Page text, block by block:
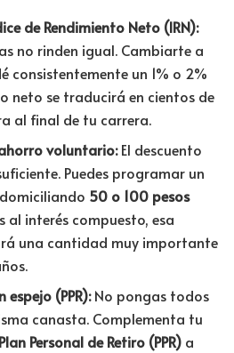
de Rendimiento Neto (IRN):
no rinden igual. Cambiarte a
consistentemente un 1% o 2%
neto se traducirá en cientos de
al final de tu carrera.
voluntario:El descuento
Puedes programar un
50 o 100 pesos
al interés compuesto, esa
una cantidad muy importante
(PPR):No pongas todos
canasta. Complementa tu
Plan Personal de Retiro (PPR) a